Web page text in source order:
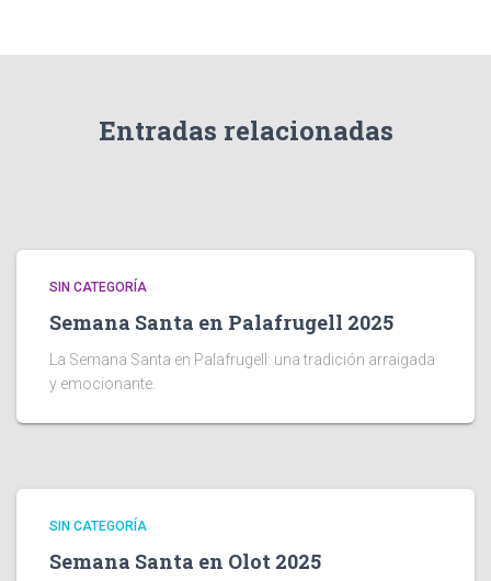
Entradas relacionadas
SIN CATEGORÍA
Semana Santa en Palafrugell 2025
La Semana Santa en Palafrugell: una tradición arraigada
y emocionante.
SIN CATEGORÍA
Semana Santa en Olot 2025